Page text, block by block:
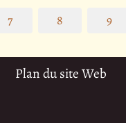
7 8 9
Plan du site Web